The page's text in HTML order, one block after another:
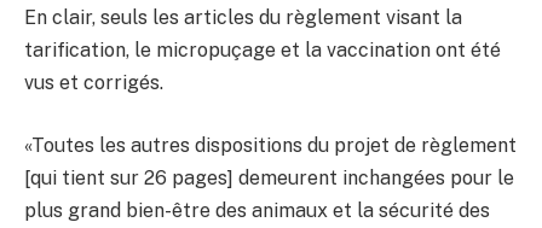
En clair, seuls les articles du règlement visant la
tarification, le micropuçage et la vaccination ont été
vus et corrigés.
«Toutes les autres dispositions du projet de règlement
[qui tient sur 26 pages] demeurent inchangées pour le
plus grand bien-être des animaux et la sécurité des